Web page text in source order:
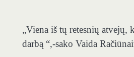
„Viena iš tų retesnių atvejų,
darbą “,-sako Vaida